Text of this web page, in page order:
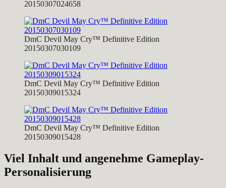
20150307024658
DmC Devil May Cry™ Definitive Edition
20150307030109
DmC Devil May Cry™ Definitive Edition
20150309015324
DmC Devil May Cry™ Definitive Edition
20150309015428
Viel Inhalt und angenehme Gameplay-
Personalisierung